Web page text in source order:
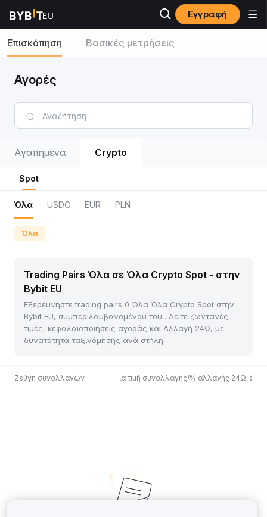
Εγγραφή
Επισκόπηση Βασικές μετρήσεις
Αγορές
Αγαπημένα Crypto
Spot
Όλα USDC EUR PLN
Όλα
Trading Pairs Όλα σε Όλα Crypto Spot - στην
Bybit EU
Εξερευνήστε trading pairs 0 Όλα Όλα Crypto Spot στην
Bybit EU, συμπεριλαμβανομένου του . Δείτε ζωντανές
τιμές, κεφαλαιοποιήσεις αγοράς και Αλλαγή 24Ω, με
δυνατότητα ταξινόμησης ανά στήλη.
Ζεύγη συναλλαγών Τελευταία τιμή συναλλαγής/% αλλαγής 24Ω